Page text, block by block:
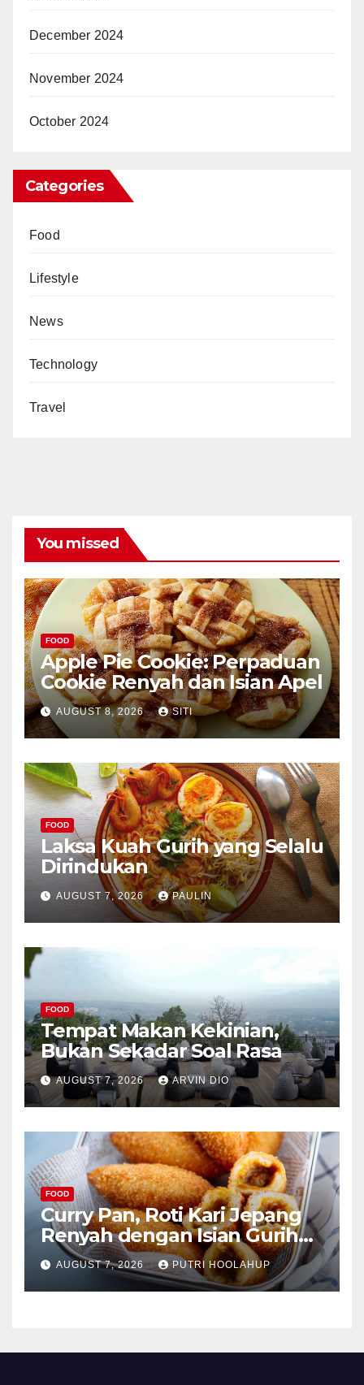
December 2024
November 2024
October 2024
Categories
Food
Lifestyle
News
Technology
Travel
You missed
FOOD
Apple Pie Cookie: Perpaduan
Cookie Renyah dan Isian Apel
AUGUST 8, 2026 SITI
FOOD
Laksa Kuah Gurih yang Selalu
Dirindukan
AUGUST 7, 2026 PAULIN
FOOD
Tempat Makan Kekinian,
Bukan Sekadar Soal Rasa
AUGUST 7, 2026 ARVIN DIO
FOOD
Curry Pan, Roti Kari Jepang
Renyah dengan Isian Gurih
Menggoda
AUGUST 7, 2026 PUTRI HOOLAHUP